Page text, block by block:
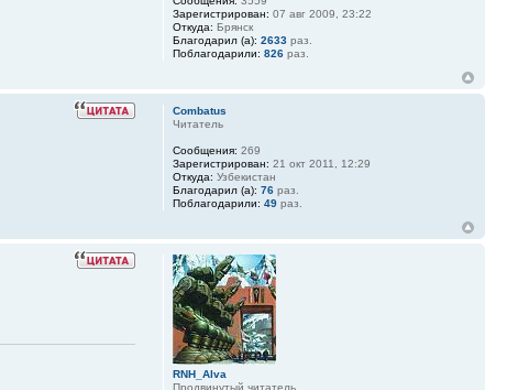
Зарегистрирован: 07 авг 2009, 23:22
Откуда: Брянск
Благодарил (а): 2633раз.
Поблагодарили: 826раз.
Combatus
Читатель
Сообщения: 269
Зарегистрирован: 21 окт 2011, 12:29
Откуда: Узбекистан
Благодарил (а): 76раз.
Поблагодарили: 49раз.
RNH_Alva
Продвинутый читатель